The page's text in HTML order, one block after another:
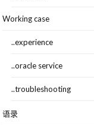
Working case
..experience
..oracle service
..troubleshooting
语录